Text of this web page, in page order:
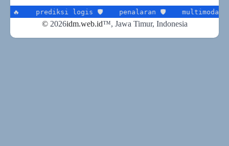
prediksi logis 🛡 penalaran 🛡 multimodal 📢
©2026idm.web.id™, Jawa Timur, Indonesia